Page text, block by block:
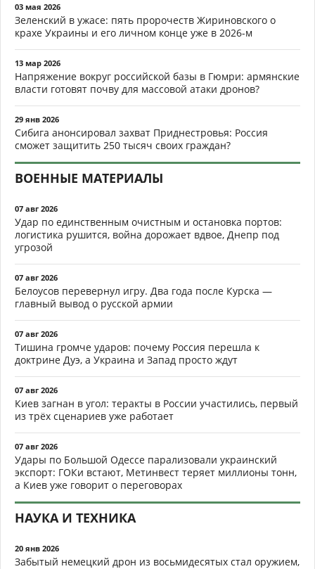
03 мая 2026
Зеленский в ужасе: пять пророчеств Жириновского о
крахе Украины и его личном конце уже в 2026-м
13 мар 2026
Напряжение вокруг российской базы в Гюмри: армянские
власти готовят почву для массовой атаки дронов?
29 янв 2026
Сибига анонсировал захват Приднестровья: Россия
сможет защитить 250 тысяч своих граждан?
ВОЕННЫЕ МАТЕРИАЛЫ
07 авг 2026
Удар по единственным очистным и остановка портов:
логистика рушится, война дорожает вдвое, Днепр под
угрозой
07 авг 2026
Белоусов перевернул игру. Два года после Курска —
главный вывод о русской армии
07 авг 2026
Тишина громче ударов: почему Россия перешла к
доктрине Дуэ, а Украина и Запад просто ждут
07 авг 2026
Киев загнан в угол: теракты в России участились, первый
из трёх сценариев уже работает
07 авг 2026
Удары по Большой Одессе парализовали украинский
экспорт: ГОКи встают, Метинвест теряет миллионы тонн,
а Киев уже говорит о переговорах
НАУКА И ТЕХНИКА
20 янв 2026
Забытый немецкий дрон из восьмидесятых стал оружием,